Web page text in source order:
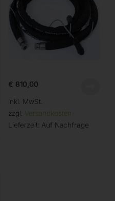
€ 810,00
inkl. MwSt.
zzgl. Versandkosten
Lieferzeit: Auf Nachfrage